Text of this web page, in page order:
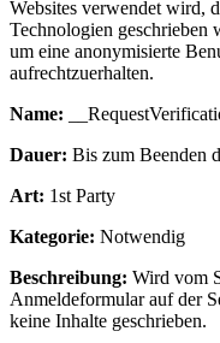
Websites verwendet wird,
Technologien geschrieben
um eine anonymisierte
aufrechtzuerhalten.
Name:
Dauer: Bis zum Beenden
Art: 1st Party
Kategorie: Notwendig
Beschreibung: Wird vom
Anmeldeformular auf der
keine Inhalte geschrieben.